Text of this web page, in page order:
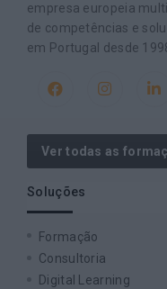
empresa europeia
de competências e
em Portugal desde
Ver todas as
Soluções
Formação
Consultoria
Digital Learning